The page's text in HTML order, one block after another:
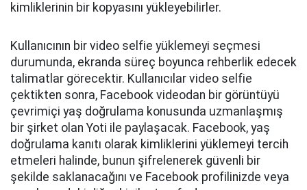
kimliklerinin bir kopyasını yükleyebilirler.
Kullanıcının bir video selfie yüklemeyi seçmesi
durumunda, ekranda süreç boyunca rehberlik edecek
talimatlar görecektir. Kullanıcılar video selfie
çektikten sonra, Facebook videodan bir görüntüyü
çevrimiçi yaş doğrulama konusunda uzmanlaşmış
bir şirket olan Yoti ile paylaşacak. Facebook, yaş
doğrulama kanıtı olarak kimliklerini yüklemeyi tercih
etmeleri halinde, bunun şifrelenerek güvenli bir
şekilde saklanacağını ve Facebook profilinizde veya